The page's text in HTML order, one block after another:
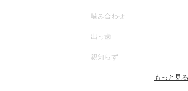
噛み合わせ
出っ歯
親知らず
もっと見る